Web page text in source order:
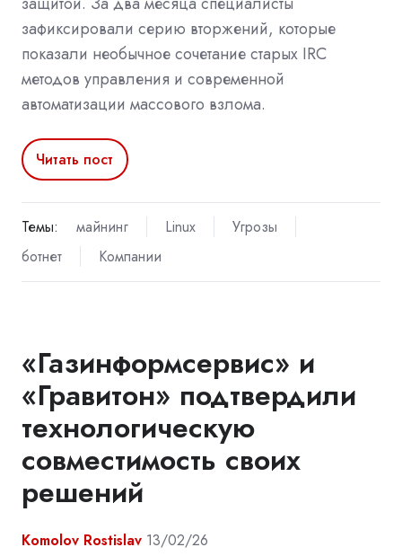
зафиксировали серию вторжений, которые
показали необычное сочетание старых IRC
методов управления и современной
автоматизации массового взлома.
Читать пост
Темы: майнинг Linux
Угрозы
ботнет
Компании
«Газинформсервис» и
«Гравитон» подтвердили
технологическую
совместимость своих
решений
Komolov Rostislav 13/02/26